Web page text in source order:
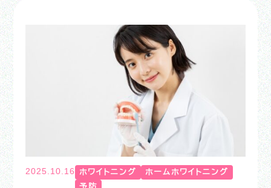
2025.10.16 ホワイトニング
ホームホワイトニング
予防